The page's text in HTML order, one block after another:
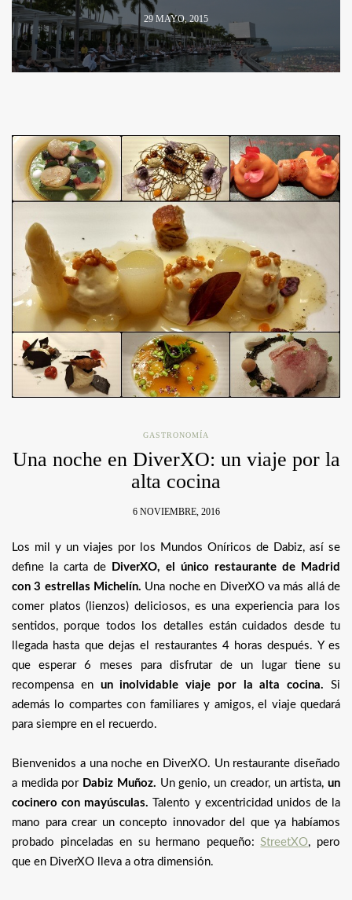
29 MAYO, 2015
GASTRONOMÍA
Una noche en DiverXO: un viaje por la
alta cocina
6 NOVIEMBRE, 2016
Los mil y un viajes por los Mundos Oníricos de Dabiz, así se
define la carta de
DiverXO, el único restaurante de Madrid
con 3 estrellas Michelín. Una noche en DiverXO va más allá de
comer platos (lienzos) deliciosos, es una experiencia para los
sentidos, porque todos los detalles están cuidados desde tu
llegada hasta que dejas el restaurantes 4 horas después. Y es
que esperar 6 meses para disfrutar de un lugar tiene su
recompensa en un inolvidable viaje por la alta cocina. Si
además lo compartes con familiares y amigos, el viaje quedará
para siempre en el recuerdo.
Bienvenidos a una noche en DiverXO. Un restaurante diseñado
a medida por Dabiz Muñoz. Un genio, un creador, un artista,un
cocinero con mayúsculas. Talento y excentricidad unidos de la
mano para crear un concepto innovador del que ya habíamos
probado pinceladas en su hermano pequeño:StreetXO, pero
que en DiverXO lleva a otra dimensión.